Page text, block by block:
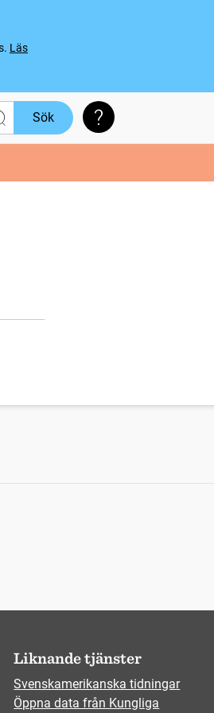
Läs
Sök Söktips
Liknande tjänster
Svenskamerikanska tidningar
Öppna data från Kungliga